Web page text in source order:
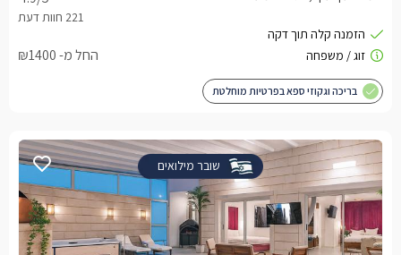
החל מ- ₪1400
בריכה וגקוזי ספא בפרטיות מוחלטת
שובר מילואים